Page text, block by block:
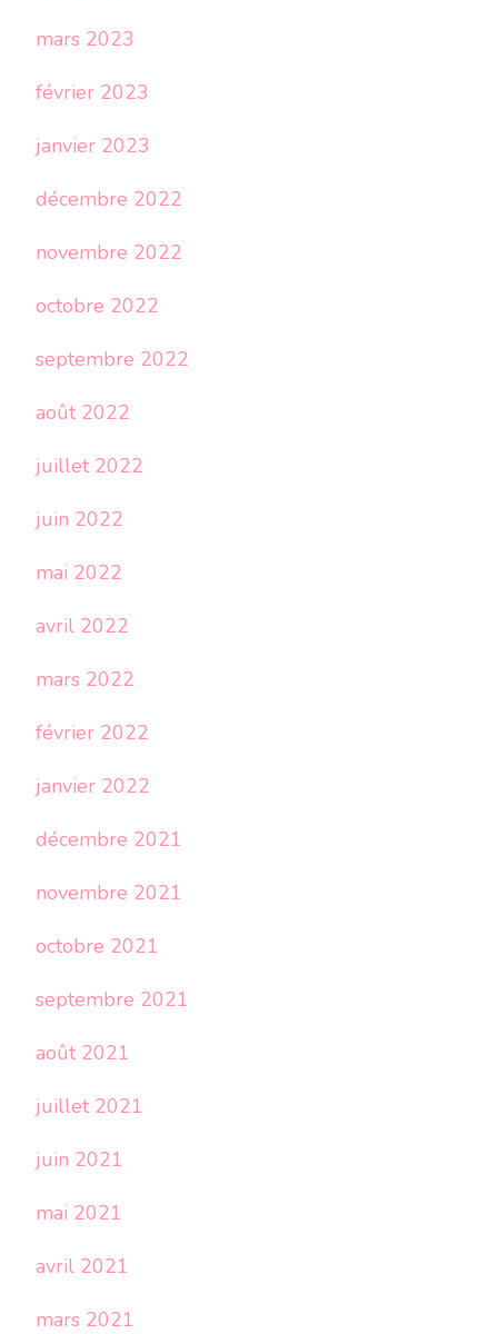
mars 2023
février 2023
janvier 2023
décembre 2022
novembre 2022
octobre 2022
septembre 2022
août 2022
juillet 2022
juin 2022
mai 2022
avril 2022
mars 2022
février 2022
janvier 2022
décembre 2021
novembre 2021
octobre 2021
septembre 2021
août 2021
juillet 2021
juin 2021
mai 2021
avril 2021
mars 2021